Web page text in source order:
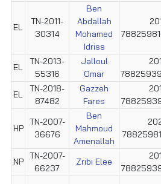
EL
TN-2011-
30314
Ben
Abdallah
Mohamed
Idriss
EL
TN-2013-
55316
Jalloul
Omar
EL
TN-2018-
87482
Gazzeh
Fares
HP
TN-2007-
36676
Ben
Mahmoud
Amenallah
NP
TN-2007-
66237
Zribi Elee